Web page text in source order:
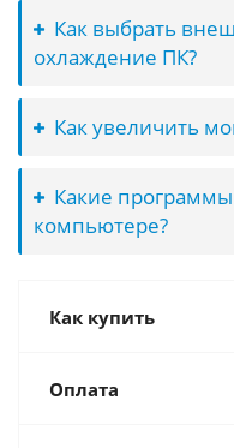
Как выбрать
охлаждение ПК?
Как увеличить
Какие
компьютере?
Как купить
Оплата